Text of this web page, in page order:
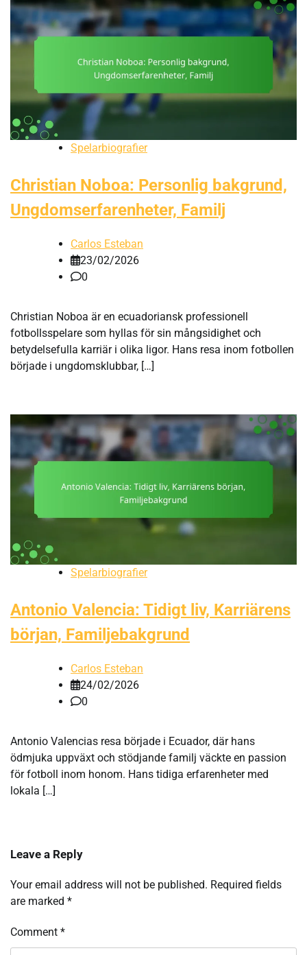
Spelarbiografier
Christian Noboa: Personlig bakgrund,
Ungdomserfarenheter, Familj
Carlos Esteban
23/02/2026
0
Christian Noboa är en ecuadoriansk professionell
fotbollsspelare som hyllas för sin mångsidighet och
betydelsefulla karriär i olika ligor. Hans resa inom fotbollen
började i ungdomsklubbar, […]
Spelarbiografier
Antonio Valencia: Tidigt liv, Karriärens
början, Familjebakgrund
Carlos Esteban
24/02/2026
0
Antonio Valencias resa började i Ecuador, där hans
ödmjuka uppväxt och stödjande familj väckte en passion
för fotboll inom honom. Hans tidiga erfarenheter med
lokala […]
Leave a Reply
Your email address will not be published. Required fields
are marked *
Comment *